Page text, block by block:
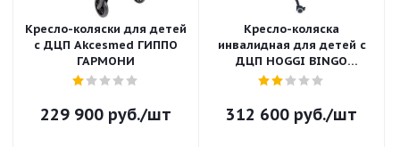
Кресло-коляски для детей
с ДЦП Akcesmed ГИППО
ГАРМОНИ
229 900 руб./шт
Кресло-коляска
инвалидная для детей с
ДЦП HOGGI BINGO
Evolution на домашней
312 600 руб./шт